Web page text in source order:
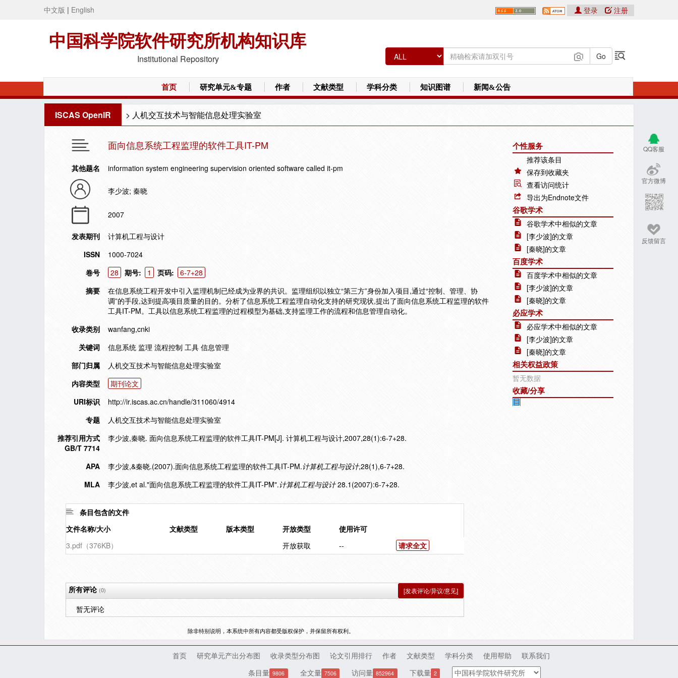
中文版 | English
中国科学院软件研究所机构知识库
Institutional Repository
登录 注册
首页 研究单元&专题 作者 文献类型 学科分类 知识图谱 新闻&公告
ISCAS OpenIR > 人机交互技术与智能信息处理实验室
QQ客服
官方微博
反馈留言
面向信息系统工程监理的软件工具IT-PM
其他题名 information system engineering supervision oriented software called it-pm
李少波; 秦晓
2007
发表期刊
计算机工程与设计
ISSN
1000-7024
卷号
28 期号: 1 页码:
6-7+28
摘要
在信息系统工程开发中引入监理机制已经成为业界的共识。监理组织以独立“第三方”身份加入项目,通过“控制、管理、协
调”的手段,达到提高项目质量的目的。分析了信息系统工程监理自动化支持的研究现状,提出了面向信息系统工程监理的软件
工具IT-PM。工具以信息系统工程监理的过程模型为基础,支持监理工作的流程和信息管理自动化。
收录类别
wanfang,cnki
关键词
信息系统 监理 流程控制 工具 信息管理
部门归属
人机交互技术与智能信息处理实验室
内容类型
期刊论文
URI标识
http://ir.iscas.ac.cn/handle/311060/4914
专题
人机交互技术与智能信息处理实验室
推荐引用方式
GB/T 7714
李少波,秦晓. 面向信息系统工程监理的软件工具IT-PM[J]. 计算机工程与设计,2007,28(1):6-7+28.
APA 李少波,&秦晓.(2007).面向信息系统工程监理的软件工具IT-PM.计算机工程与设计,28(1),6-7+28.
MLA
李少波,et al."面向信息系统工程监理的软件工具IT-PM".计算机工程与设计28.1(2007):6-7+28.
条目包含的文件
文件名称/大小
文献类型 版本类型 开放类型
使用许可
3.pdf（376KB）
开放获取 -- 请求全文
个性服务
推荐该条目
保存到收藏夹
查看访问统计
导出为Endnote文件
谷歌学术
谷歌学术中相似的文章
[李少波]的文章
[秦晓]的文章
百度学术
百度学术中相似的文章
[李少波]的文章
[秦晓]的文章
必应学术
必应学术中相似的文章
[李少波]的文章
[秦晓]的文章
相关权益政策
暂无数据
收藏/分享
所有评论(0) [发表评论/异议/意见]
暂无评论
除非特别说明，本系统中所有内容都受版权保护，并保留所有权利。
首页 研究单元产出分布图 收录类型分布图 论文引用排行 作者 文献类型 学科分类 使用帮助
联系我们
条目量 9806 全文量 7506 访问量 852964 下载量 2